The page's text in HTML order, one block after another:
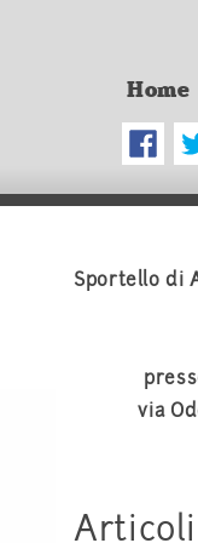
Home
Sportello di
via